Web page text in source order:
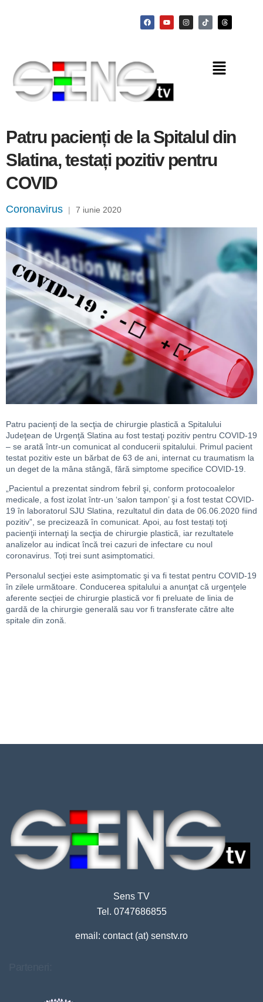
Patru pacienți de la Spitalul din
Slatina, testați pozitiv pentru
COVID
Coronavirus | 7 iunie 2020
Patru pacienţi de la secţia de chirurgie plastică a Spitalului
Judeţean de Urgenţă Slatina au fost testaţi pozitiv pentru COVID-19
– se arată într-un comunicat al conducerii spitalului. Primul pacient
testat pozitiv este un bărbat de 63 de ani, internat cu traumatism la
un deget de la mâna stângă, fără simptome specifice COVID-19.
„Pacientul a prezentat sindrom febril şi, conform protocoalelor
medicale, a fost izolat într-un ‘salon tampon’ şi a fost testat COVID-
19 în laboratorul SJU Slatina, rezultatul din data de 06.06.2020 fiind
pozitiv”, se precizează în comunicat. Apoi, au fost testați toţi
pacienţii internaţi la secţia de chirurgie plastică, iar rezultatele
analizelor au indicat încă trei cazuri de infectare cu noul
coronavirus. Toți trei sunt asimptomatici.
Personalul secţiei este asimptomatic şi va fi testat pentru COVID-19
în zilele următoare. Conducerea spitalului a anunţat că urgenţele
aferente secţiei de chirurgie plastică vor fi preluate de linia de
gardă de la chirurgie generală sau vor fi transferate către alte
spitale din zonă.
Sens TV
Tel. 0747686855
email: contact (at) senstv.ro